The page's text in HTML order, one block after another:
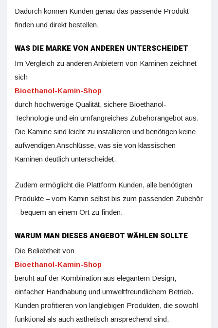
Dadurch können Kunden genau das passende Produkt
finden und direkt bestellen.
WAS DIE MARKE VON ANDEREN UNTERSCHEIDET
Im Vergleich zu anderen Anbietern von Kaminen zeichnet
sich
Bioethanol-Kamin-Shop
durch hochwertige Qualität, sichere Bioethanol-
Technologie und ein umfangreiches Zubehörangebot aus.
Die Kamine sind leicht zu installieren und benötigen keine
aufwendigen Anschlüsse, was sie von klassischen
Kaminen deutlich unterscheidet.
Zudem ermöglicht die Plattform Kunden, alle benötigten
Produkte – vom Kamin selbst bis zum passenden Zubehör
– bequem an einem Ort zu finden.
WARUM MAN DIESES ANGEBOT WÄHLEN SOLLTE
Die Beliebtheit von
Bioethanol-Kamin-Shop
beruht auf der Kombination aus elegantem Design,
einfacher Handhabung und umweltfreundlichem Betrieb.
Kunden profitieren von langlebigen Produkten, die sowohl
funktional als auch ästhetisch ansprechend sind.